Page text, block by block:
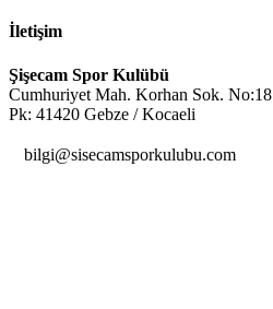
İletişim
Şişecam Spor Kulübü
Cumhuriyet Mah. Korhan Sok. No:18
Pk: 41420 Gebze / Kocaeli
bilgi@sisecamsporkulubu.com